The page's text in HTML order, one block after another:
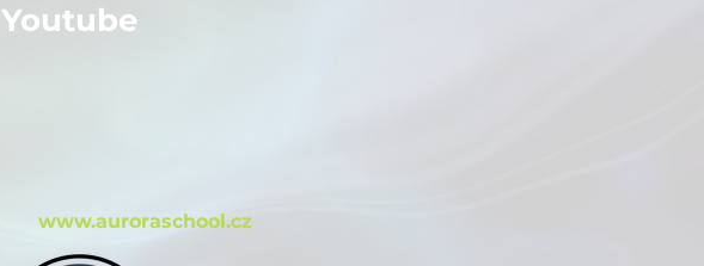
Youtube
www.auroraschool.cz